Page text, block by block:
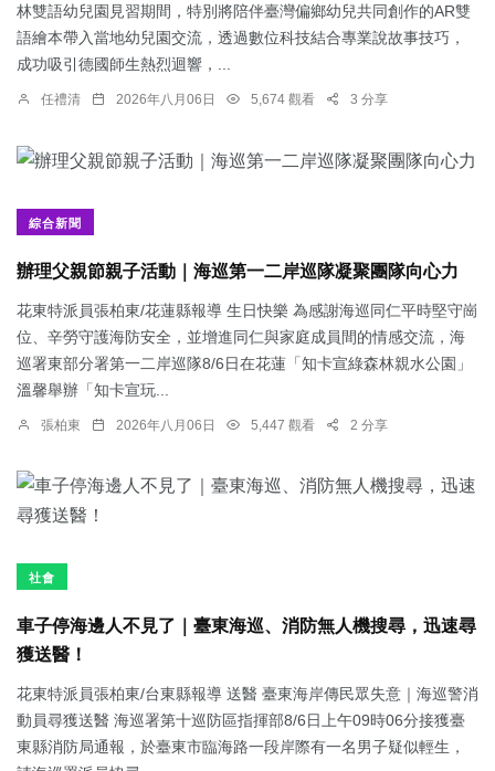
林雙語幼兒園見習期間，特別將陪伴臺灣偏鄉幼兒共同創作的AR雙
語繪本帶入當地幼兒園交流，透過數位科技結合專業說故事技巧，
成功吸引德國師生熱烈迴響，...
任禮清 2026年八月06日 5,674 觀看 3 分享
綜合新聞
辦理父親節親子活動｜海巡第一二岸巡隊凝聚團隊向心力
花東特派員張柏東/花蓮縣報導 生日快樂 為感謝海巡同仁平時堅守崗
位、辛勞守護海防安全，並增進同仁與家庭成員間的情感交流，海
巡署東部分署第一二岸巡隊8/6日在花蓮「知卡宣綠森林親水公園」
溫馨舉辦「知卡宣玩...
張柏東 2026年八月06日 5,447 觀看 2 分享
社會
車子停海邊人不見了｜臺東海巡、消防無人機搜尋，迅速尋
獲送醫！
花東特派員張柏東/台東縣報導 送醫 臺東海岸傳民眾失意｜海巡警消
動員尋獲送醫 海巡署第十巡防區指揮部8/6日上午09時06分接獲臺
東縣消防局通報，於臺東市臨海路一段岸際有一名男子疑似輕生，